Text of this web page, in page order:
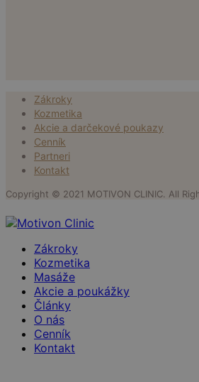
Zákroky
Kozmetika
Akcie a darčekové poukazy
Cenník
Partneri
Kontakt
Copyright © 2021 MOTIVON CLINIC. All
Zákroky
Kozmetika
Masáže
Akcie a poukážky
Články
O nás
Cenník
Kontakt